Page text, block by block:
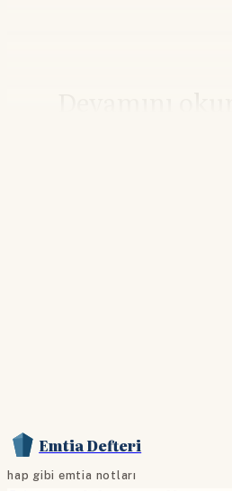
Devamını
Emtia Defteri
hap gibi emtia notları